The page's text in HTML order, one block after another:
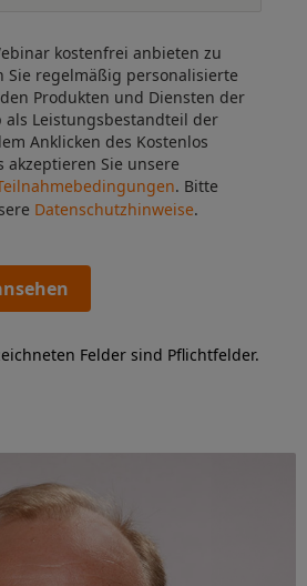
kostenfrei anbieten zu
Sie regelmäßig personalisierte
Produkten und Diensten der
als Leistungsbestandteil der
Anklicken des Kostenlos
akzeptieren Sie unsere
. Bitte
Datenschutzhinweise.
Felder sind Pflichtfelder.